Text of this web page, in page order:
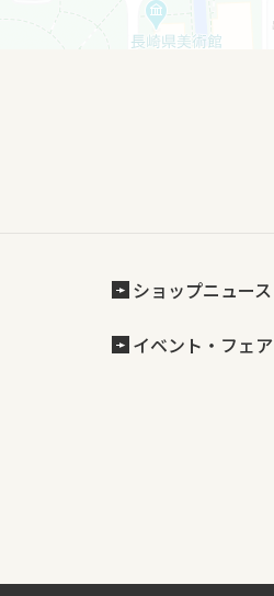
ショップニュース
イベント・フェア